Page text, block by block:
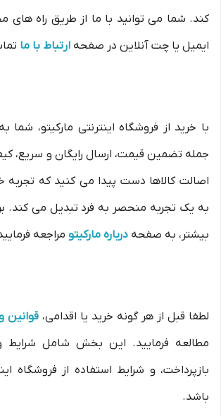
کند. شما می توانید با ما از طریق راه های
ایمیل یا چت آنلاین در صفحه ارتباط با ما
با خرید از فروشگاه اینترنتی مارکیتو، شما به
جمله تضمین قیمت، ارسال رایگان و سریع،
اصالت کالاها دست پیدا می کنید که تجربه
به یک تجربه منحصر به فرد تبدیل می کند.
بیشتر، به صفحه درباره مارکیتو مراجعه
لطفا قبل از هر گونه خرید یا اقدامی، قوانین
مطالعه فرمایید. این بخش شامل شرایط
بازپرداخت، و شرایط استفاده از فروشگاه
باشد.